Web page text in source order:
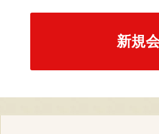
新規